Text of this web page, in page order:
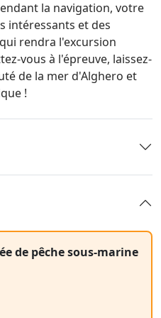
la navigation, votre
intéressants et des
rendra l'excursion
vous à l'épreuve, laissez-
de la mer d'Alghero et
!
de pêche sous-marine